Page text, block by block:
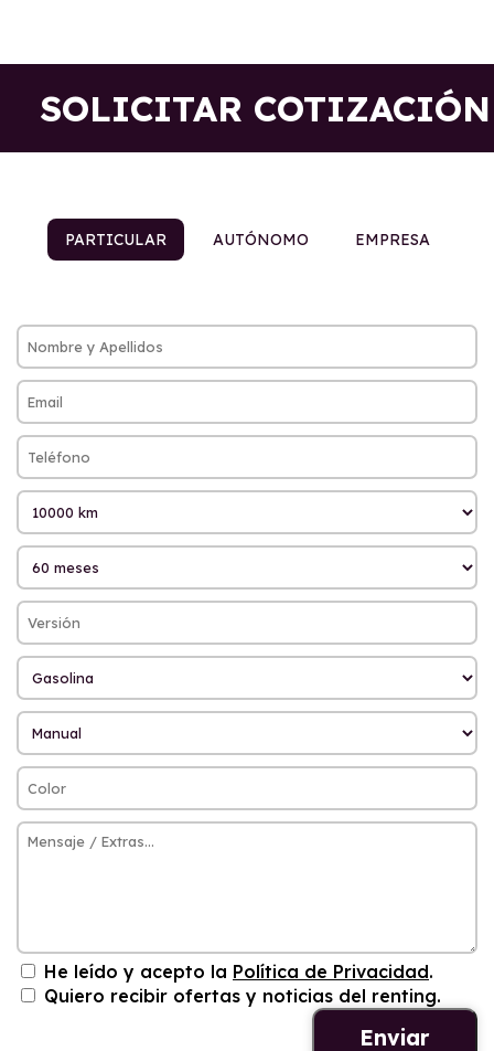
SOLICITAR COTIZACIÓN
PARTICULAR AUTÓNOMO EMPRESA
He leído y acepto la Política de Privacidad.
Quiero recibir ofertas y noticias del renting.